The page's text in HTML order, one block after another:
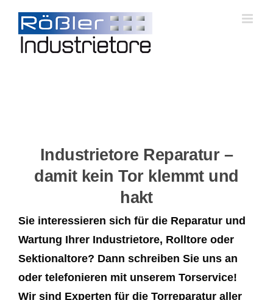
content
Industrietore Reparatur –
damit kein Tor klemmt und
hakt
Sie interessieren sich für die Reparatur und
Wartung Ihrer Industrietore, Rolltore oder
Sektionaltore? Dann schreiben Sie uns an
oder telefonieren mit unserem Torservice!
Wir sind Experten für die Torreparatur aller